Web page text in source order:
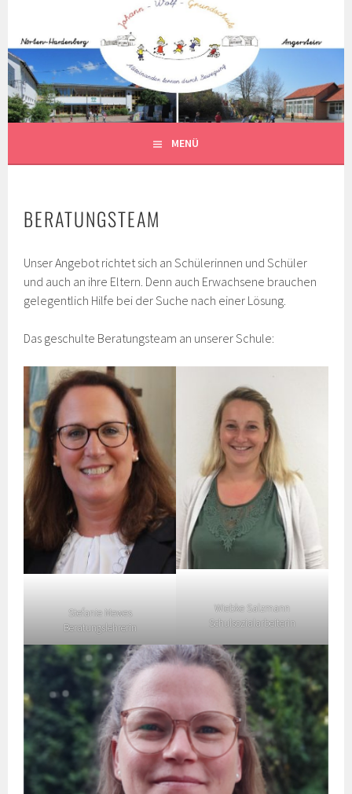
Inhalt
MENÜ
BERATUNGSTEAM
Unser Angebot richtet sich an Schülerinnen und Schüler
und auch an ihre Eltern. Denn auch Erwachsene brauchen
gelegentlich Hilfe bei der Suche nach einer Lösung.
Das geschulte Beratungsteam an unserer Schule:
Stefanie Mewes
Beratungslehrerin
Wiebke Salzmann
Schulsozialarbeiterin